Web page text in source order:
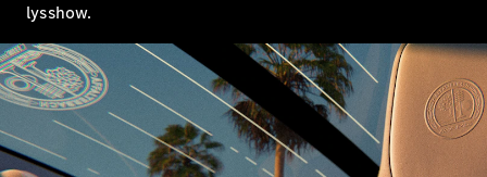
GLE Coupé
GLS
Mercedes-
Maybach
GLS
G-
Klasse
Elektrisk
lysshow.